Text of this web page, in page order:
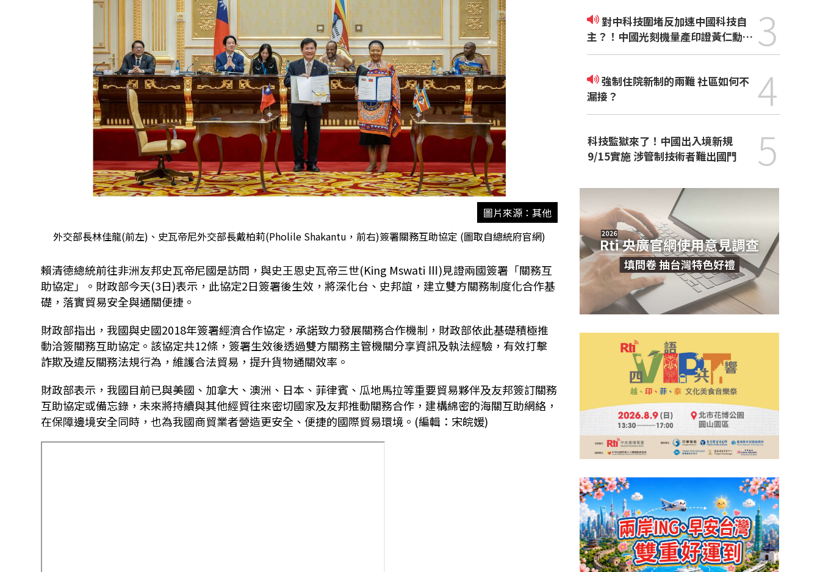
圖片來源：其他
外交部長林佳龍(前左)、史瓦帝尼外交部長戴柏莉(Pholile Shakantu，前右)簽署關務互助協定 (圖取自總統府官網)
賴清德總統前往非洲友邦史瓦帝尼國是訪問，與史王恩史瓦帝三世(King Mswati Ⅲ)見證兩國簽署「關務互
助協定」。財政部今天(3日)表示，此協定2日簽署後生效，將深化台、史邦誼，建立雙方關務制度化合作基
礎，落實貿易安全與通關便捷。
財政部指出，我國與史國2018年簽署經濟合作協定，承諾致力發展關務合作機制，財政部依此基礎積極推
動洽簽關務互助協定。該協定共12條，簽署生效後透過雙方關務主管機關分享資訊及執法經驗，有效打擊
詐欺及違反關務法規行為，維護合法貿易，提升貨物通關效率。
財政部表示，我國目前已與美國、加拿大、澳洲、日本、菲律賓、瓜地馬拉等重要貿易夥伴及友邦簽訂關務
互助協定或備忘錄，未來將持續與其他經貿往來密切國家及友邦推動關務合作，建構綿密的海關互助網絡，
在保障邊境安全同時，也為我國商貿業者營造更安全、便捷的國際貿易環境。(編輯：宋皖媛)
對中科技圍堵反加速中國科技自
主？！中國光刻機量產印證黃仁勳觀
點
3
強制住院新制的兩難 社區如何不
漏接？
4
科技監獄來了！中國出入境新規
9/15實施 涉管制技術者難出國門
5